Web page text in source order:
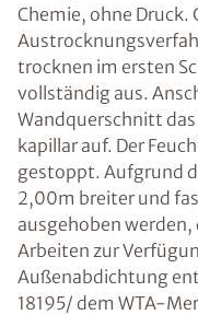
Chemie, ohne Druck.
trocknen im ersten
vollständig aus.
Wandquerschnitt
kapillar auf. Der
gestoppt. Aufgrund
2,00m breiter und
ausgehoben
Arbeiten zur
Außenabdichtung
18195/ dem WTA-